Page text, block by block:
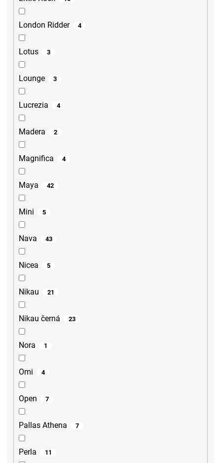
London Ridder 4
Lotus 3
Lounge 3
Lucrezia 4
Madera 2
Magnifica 4
Maya 42
Mini 5
Nava 43
Nicea 5
Nikau 21
Nikau černá 23
Nora 1
Omi 4
Open 7
Pallas Athena 7
Perla 11